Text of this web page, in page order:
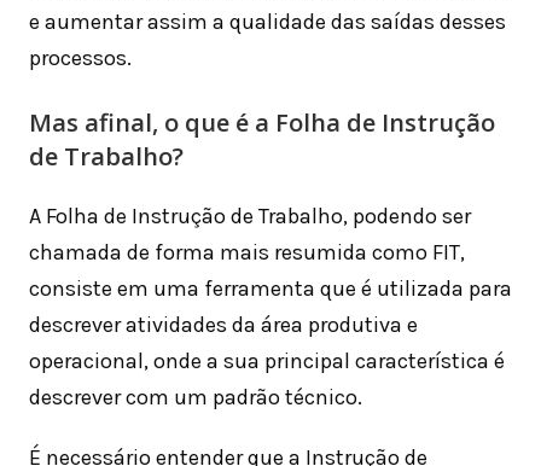
e aumentar assim a qualidade das saídas desses
processos.
Mas afinal, o que é a Folha de Instrução
de Trabalho?
A Folha de Instrução de Trabalho, podendo ser
chamada de forma mais resumida como FIT,
consiste em uma ferramenta que é utilizada para
descrever atividades da área produtiva e
operacional, onde a sua principal característica é
descrever com um padrão técnico.
É necessário entender que a Instrução de